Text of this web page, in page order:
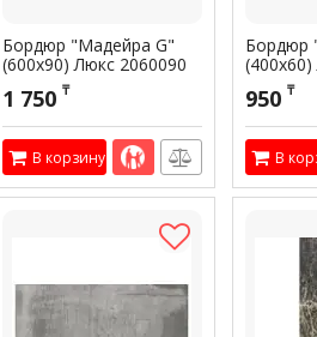
Бордюр "Мадейра G"
(600х90) Люкс 2060090
Артикул: 300474
1 750 ₸
В корзину
Бордюр
Артикул:
950 ₸
В